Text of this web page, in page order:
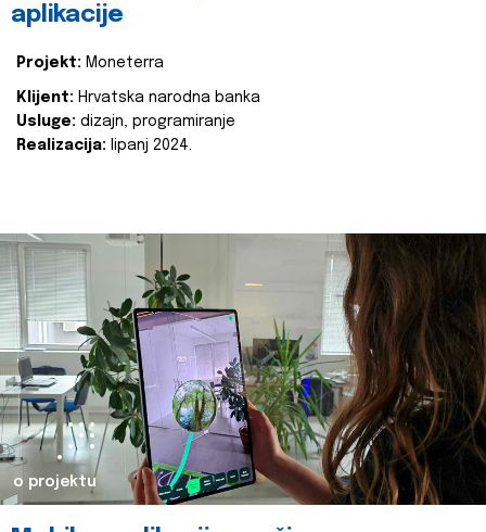
aplikacije
Projekt: Moneterra
Klijent: Hrvatska narodna banka
Usluge: dizajn, programiranje
Realizacija: lipanj 2024.
o projektu